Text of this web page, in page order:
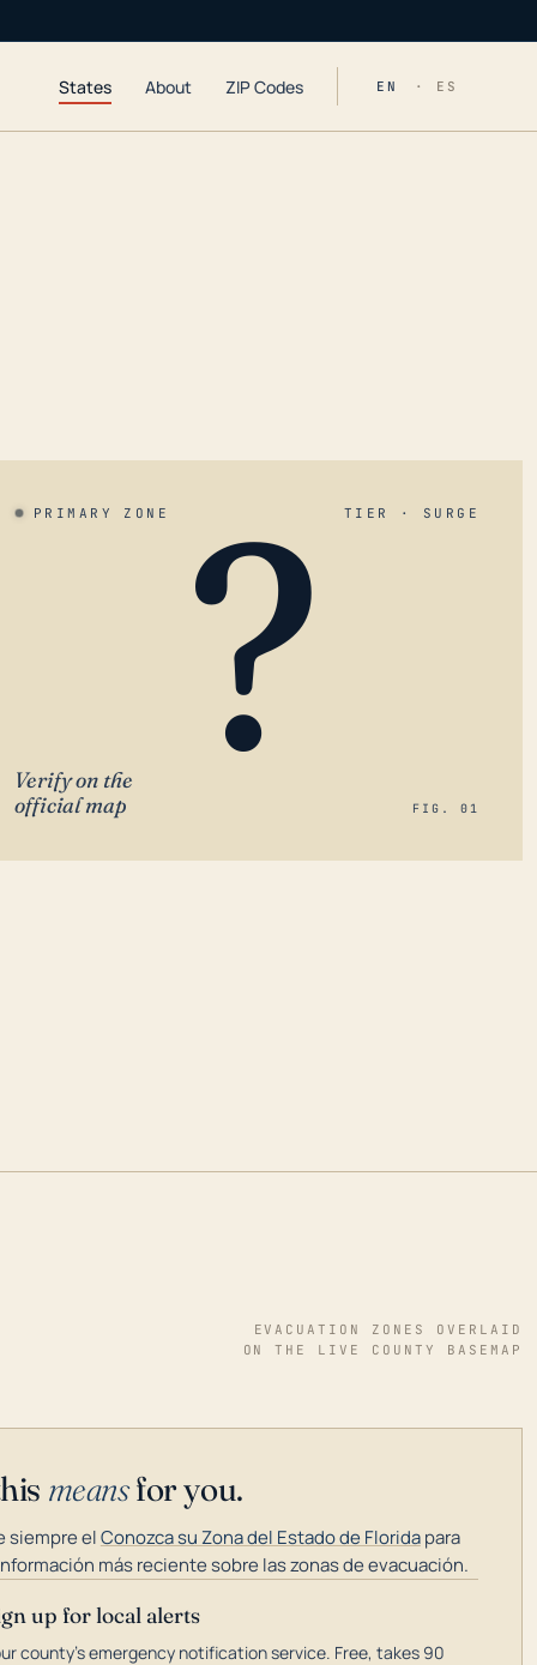
States About ZIP Codes EN · ES
PRIMARY ZONE TIER · SURGE
?
Verify on the
official map
FIG. 01
EVACUATION ZONES OVERLAID
ON THE LIVE COUNTY BASEMAP
meansfor you.
siempre elConozca su Zona del Estado de Floridapara
más reciente sobre las zonas de evacuación.
up for local alerts
county's emergency notification service. Free, takes 90